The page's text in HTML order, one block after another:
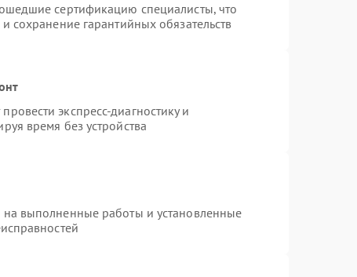
сертификацию специалисты, что
сохранение гарантийных обязательств
экспресс-диагностику и
время без устройства
на выполненные работы и установленные